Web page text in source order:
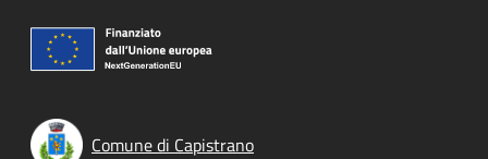
Comune di Capistrano